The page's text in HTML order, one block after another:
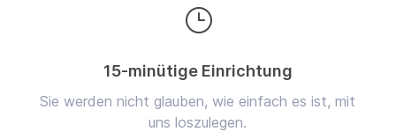
}
15-minütige Einrichtung
Sie werden nicht glauben, wie einfach es ist, mit
uns loszulegen.